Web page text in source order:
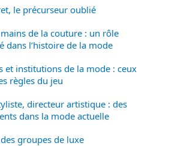
le précurseur oublié
de la couture : un rôle
dans l’histoire de la mode
et institutions de la mode : ceux
règles du jeu
directeur artistique : des
dans la mode actuelle
groupes de luxe